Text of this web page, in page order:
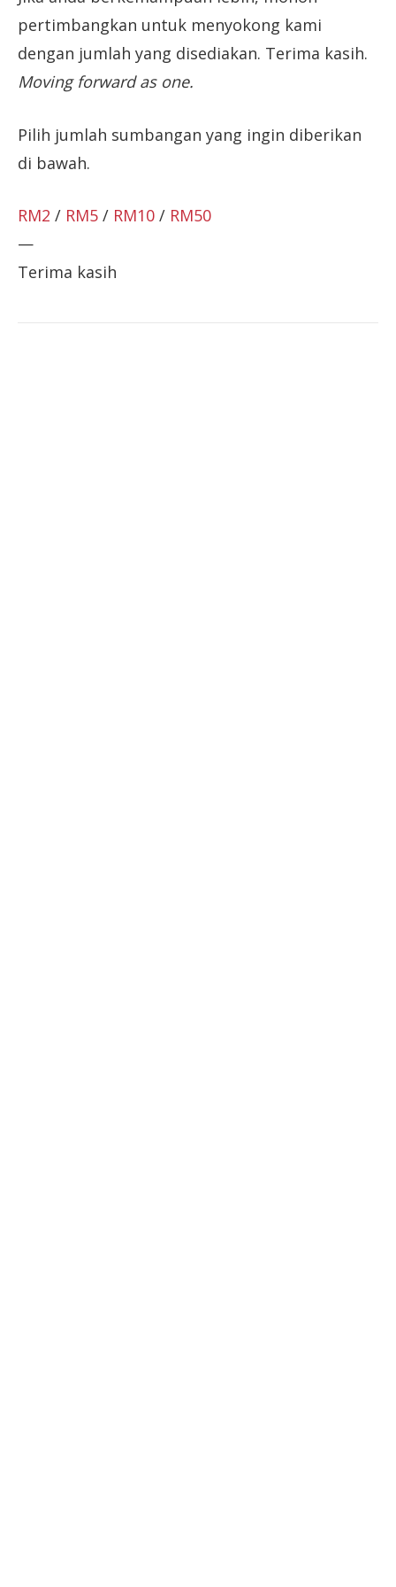
pertimbangkan untuk menyokong kami
dengan jumlah yang disediakan. Terima kasih.
Moving forward as one.
Pilih jumlah sumbangan yang ingin diberikan
di bawah.
RM2 / RM5 / RM10 / RM50
—
Terima kasih